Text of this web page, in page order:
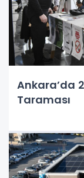
Ankara’da
Taraması